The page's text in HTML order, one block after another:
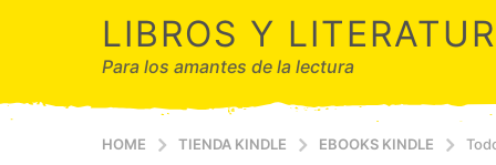
LIBROS Y
Para los amantes de la lectura
HOME TIENDA KINDLE EBOOKS KINDLE